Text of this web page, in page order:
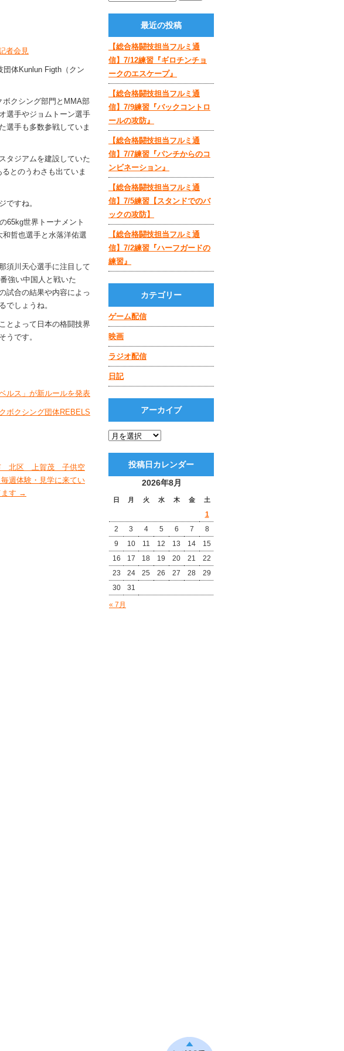
者会見
体Kunlun Figth（クン
ボクシング部門とMMA部
選手やジョムトーン選手
選手も多数参戦していま
タジアムを建設していた
とのうわさも出ていま
ですね。
65kg世界トーナメント
哲也選手と水落洋佑選
須川天心選手に注目して
強い中国人と戦いた
試合の結果や内容によっ
でしょうね。
とよって日本の格闘技界
うです。
ルス」が新ルールを発表
ボクシング団体REBELS
北区 上賀茂 子供空
週体験・見学に来てい
す →
最近の投稿
【総合格闘技担当フルミ通
信】7/12練習『ギロチンチョ
ークのエスケープ』
【総合格闘技担当フルミ通
信】7/9練習『バックコントロ
ールの攻防』
【総合格闘技担当フルミ通
信】7/7練習『パンチからのコ
ンビネーション』
【総合格闘技担当フルミ通
信】7/5練習【スタンドでのバ
ックの攻防】
【総合格闘技担当フルミ通
信】7/2練習『ハーフガードの
練習』
カテゴリー
ゲーム配信
映画
ラジオ配信
日記
アーカイブ
投稿日カレンダー
2026年8月
日 月 火 水 木 金 土
« 7月
1
2
3 4 5 6 7
8
9
10 11 12 13 14
15
16
17 18 19 20 21
22
23
24 25 26 27 28
29
30
31